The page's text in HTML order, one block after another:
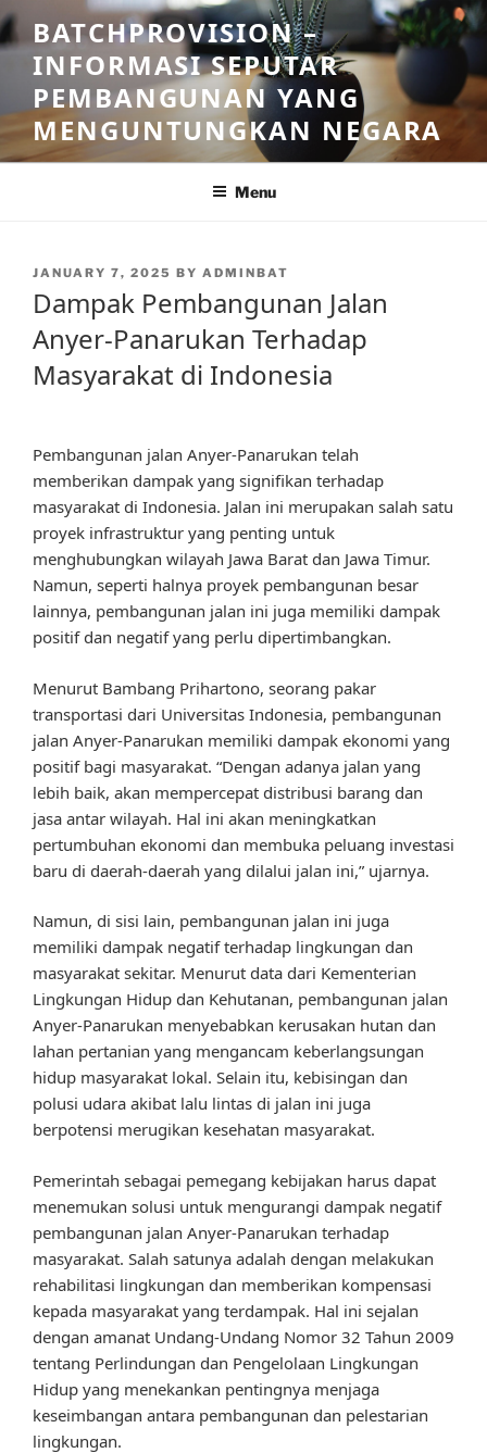
Skip
to
content
BATCHPROVISION –
INFORMASI SEPUTAR
PEMBANGUNAN YANG
MENGUNTUNGKAN NEGARA
Menu
POSTED
JANUARY 7, 2025 BY ADMINBAT
Dampak Pembangunan Jalan
Anyer-Panarukan Terhadap
Masyarakat di Indonesia
Pembangunan jalan Anyer-Panarukan telah
memberikan dampak yang signifikan terhadap
masyarakat di Indonesia. Jalan ini merupakan salah satu
proyek infrastruktur yang penting untuk
menghubungkan wilayah Jawa Barat dan Jawa Timur.
Namun, seperti halnya proyek pembangunan besar
lainnya, pembangunan jalan ini juga memiliki dampak
positif dan negatif yang perlu dipertimbangkan.
Menurut Bambang Prihartono, seorang pakar
transportasi dari Universitas Indonesia, pembangunan
jalan Anyer-Panarukan memiliki dampak ekonomi yang
positif bagi masyarakat. “Dengan adanya jalan yang
lebih baik, akan mempercepat distribusi barang dan
jasa antar wilayah. Hal ini akan meningkatkan
pertumbuhan ekonomi dan membuka peluang investasi
baru di daerah-daerah yang dilalui jalan ini,” ujarnya.
Namun, di sisi lain, pembangunan jalan ini juga
memiliki dampak negatif terhadap lingkungan dan
masyarakat sekitar. Menurut data dari Kementerian
Lingkungan Hidup dan Kehutanan, pembangunan jalan
Anyer-Panarukan menyebabkan kerusakan hutan dan
lahan pertanian yang mengancam keberlangsungan
hidup masyarakat lokal. Selain itu, kebisingan dan
polusi udara akibat lalu lintas di jalan ini juga
berpotensi merugikan kesehatan masyarakat.
Pemerintah sebagai pemegang kebijakan harus dapat
menemukan solusi untuk mengurangi dampak negatif
pembangunan jalan Anyer-Panarukan terhadap
masyarakat. Salah satunya adalah dengan melakukan
rehabilitasi lingkungan dan memberikan kompensasi
kepada masyarakat yang terdampak. Hal ini sejalan
dengan amanat Undang-Undang Nomor 32 Tahun 2009
tentang Perlindungan dan Pengelolaan Lingkungan
Hidup yang menekankan pentingnya menjaga
keseimbangan antara pembangunan dan pelestarian
lingkungan.